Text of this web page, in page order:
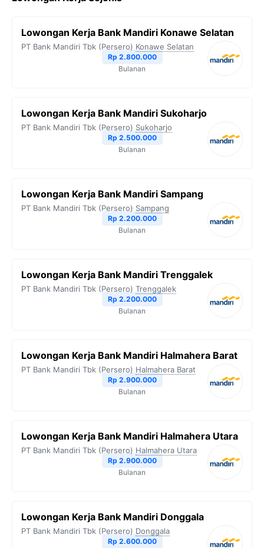
Lowongan Kerja Bank Mandiri Konawe Selatan
PT Bank Mandiri Tbk (Persero) Konawe Selatan
Rp 2.800.000
Bulanan
Lowongan Kerja Bank Mandiri Sukoharjo
PT Bank Mandiri Tbk (Persero) Sukoharjo
Rp 2.500.000
Bulanan
Lowongan Kerja Bank Mandiri Sampang
PT Bank Mandiri Tbk (Persero) Sampang
Rp 2.200.000
Bulanan
Lowongan Kerja Bank Mandiri Trenggalek
PT Bank Mandiri Tbk (Persero) Trenggalek
Rp 2.200.000
Bulanan
Lowongan Kerja Bank Mandiri Halmahera Barat
PT Bank Mandiri Tbk (Persero) Halmahera Barat
Rp 2.900.000
Bulanan
Lowongan Kerja Bank Mandiri Halmahera Utara
PT Bank Mandiri Tbk (Persero) Halmahera Utara
Rp 2.900.000
Bulanan
Lowongan Kerja Bank Mandiri Donggala
PT Bank Mandiri Tbk (Persero) Donggala
Rp 2.600.000